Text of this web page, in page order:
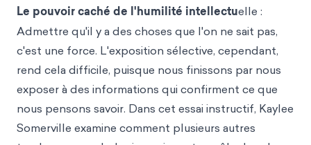
Le pouvoir caché de l'humilité intellectuelle :
Admettre qu'il y a des choses que l'on ne sait pas,
c'est une force. L'exposition sélective, cependant,
rend cela difficile, puisque nous finissons par nous
exposer à des informations qui confirment ce que
nous pensons savoir. Dans cet essai instructif, Kaylee
Somerville examine comment plusieurs autres